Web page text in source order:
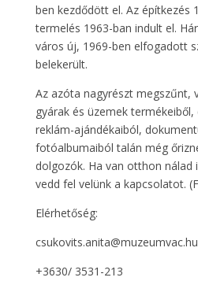
ben kezdődött el. Az építkezés
termelés 1963-ban indult el.
város új, 1969-ben elfogadott
belekerült.
Az azóta nagyrészt megszűnt,
gyárak és üzemek
reklám-ajándékaiból,
fotóalbumaiból talán még
dolgozók. Ha van otthon nálad
vedd fel velünk a kapcsolatot.
Elérhetőség:
csukovits.anita@muzeumvac.hu
+3630/ 3531-213